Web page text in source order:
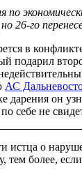
26-го
в
подарил
АС
он
не
истца о
более,